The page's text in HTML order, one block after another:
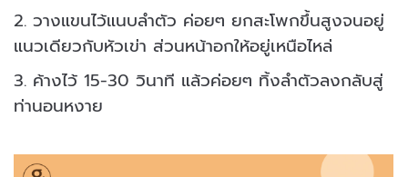
2. วางแขนไว้แนบลำตัว ค่อยๆ ยกสะโพกขึ้นสูงจนอยู่
แนวเดียวกับหัวเข่า ส่วนหน้าอกให้อยู่เหนือไหล่
3. ค้างไว้ 15-30 วินาที แล้วค่อยๆ ทิ้งลำตัวลงกลับสู่
ท่านอนหงาย